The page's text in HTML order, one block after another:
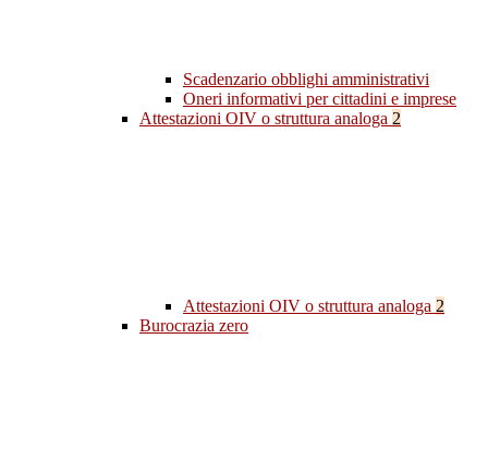
Scadenzario obblighi amministrativi
Oneri informativi per cittadini e imprese
Attestazioni OIV o struttura analoga 2
Attestazioni OIV o struttura analoga 2
Burocrazia zero